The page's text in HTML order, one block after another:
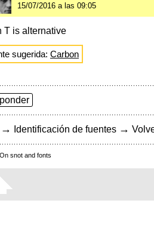
15/07/2016 a las 09:05
T is alternative
sugerida: Carbon
→ Identificación de fuentes →
On snot and fonts